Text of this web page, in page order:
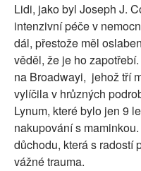
Lidi, jako byl Joseph J.
intenzivní péče v
dál, přestože měl
věděl, že je ho
na Broadwayi, jehož tří
vylíčila v hrůzných
Lynum, které bylo jen 9
nakupování s
důchodu, která s radostí
vážné trauma.